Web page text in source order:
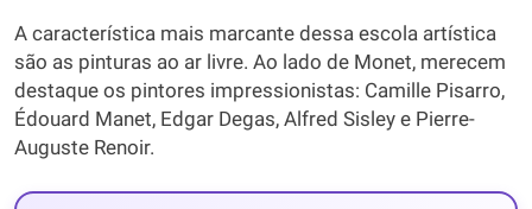
A característica mais marcante dessa escola artística
são as pinturas ao ar livre. Ao lado de Monet, merecem
destaque os pintores impressionistas: Camille Pisarro,
Édouard Manet, Edgar Degas, Alfred Sisley e Pierre-
Auguste Renoir.